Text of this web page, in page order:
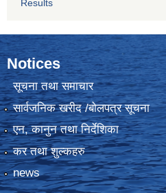
Results
Notices
सूचना तथा समाचार
सार्वजनिक खरीद /बोलपत्र सूचना
एन, कानुन तथा निर्देशिका
कर तथा शुल्कहरु
news